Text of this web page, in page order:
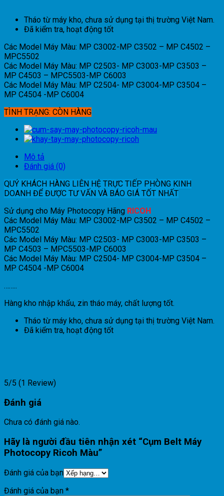
Tháo từ máy kho, chưa sử dụng tại thị trường Việt Nam.
Đã kiểm tra, hoạt động tốt
Các Model Máy Màu: MP C3002-MP C3502 – MP C4502 –
MPC5502
Các Model Máy Màu: MP C2503- MP C3003-MP C3503 –
MP C4503 – MPC5503-MP C6003
Các Model Máy Màu: MP C2504- MP C3004-MP C3504 –
MP C4504 -MP C6004
TÌNH TRẠNG: CÒN HÀNG
Mô tả
Đánh giá (0)
QUÝ KHÁCH HÀNG LIÊN HỆ TRỰC TIẾP PHÒNG KINH
DOANH ĐỂ ĐƯỢC TƯ VẤN VÀ BÁO GIÁ TỐT NHẤT
Sử dụng cho Máy Photocopy Hãng RICOH
Các Model Máy Màu: MP C3002-MP C3502 – MP C4502 –
MPC5502
Các Model Máy Màu: MP C2503- MP C3003-MP C3503 –
MP C4503 – MPC5503-MP C6003
Các Model Máy Màu: MP C2504- MP C3004-MP C3504 –
MP C4504 -MP C6004
……..
Hàng kho nhập khẩu, zin tháo máy, chất lượng tốt.
Tháo từ máy kho, chưa sử dụng tại thị trường Việt Nam.
Đã kiểm tra, hoạt động tốt
5/5 (1 Review)
Đánh giá
Chưa có đánh giá nào.
Hãy là người đầu tiên nhận xét “Cụm Belt Máy
Photocopy Ricoh Màu”
Đánh giá của bạn
Đánh giá của bạn *